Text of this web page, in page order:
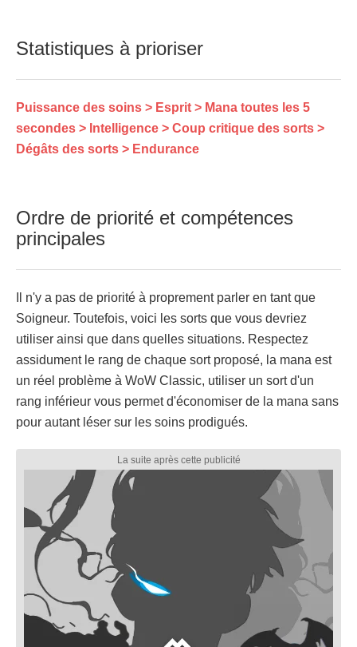
Statistiques à prioriser
Puissance des soins > Esprit > Mana toutes les 5
secondes > Intelligence > Coup critique des sorts >
Dégâts des sorts > Endurance
Ordre de priorité et compétences
principales
Il n'y a pas de priorité à proprement parler en tant que
Soigneur. Toutefois, voici les sorts que vous devriez
utiliser ainsi que dans quelles situations. Respectez
assidument le rang de chaque sort proposé, la mana est
un réel problème à WoW Classic, utiliser un sort d'un
rang inférieur vous permet d'économiser de la mana sans
pour autant léser sur les soins prodigués.